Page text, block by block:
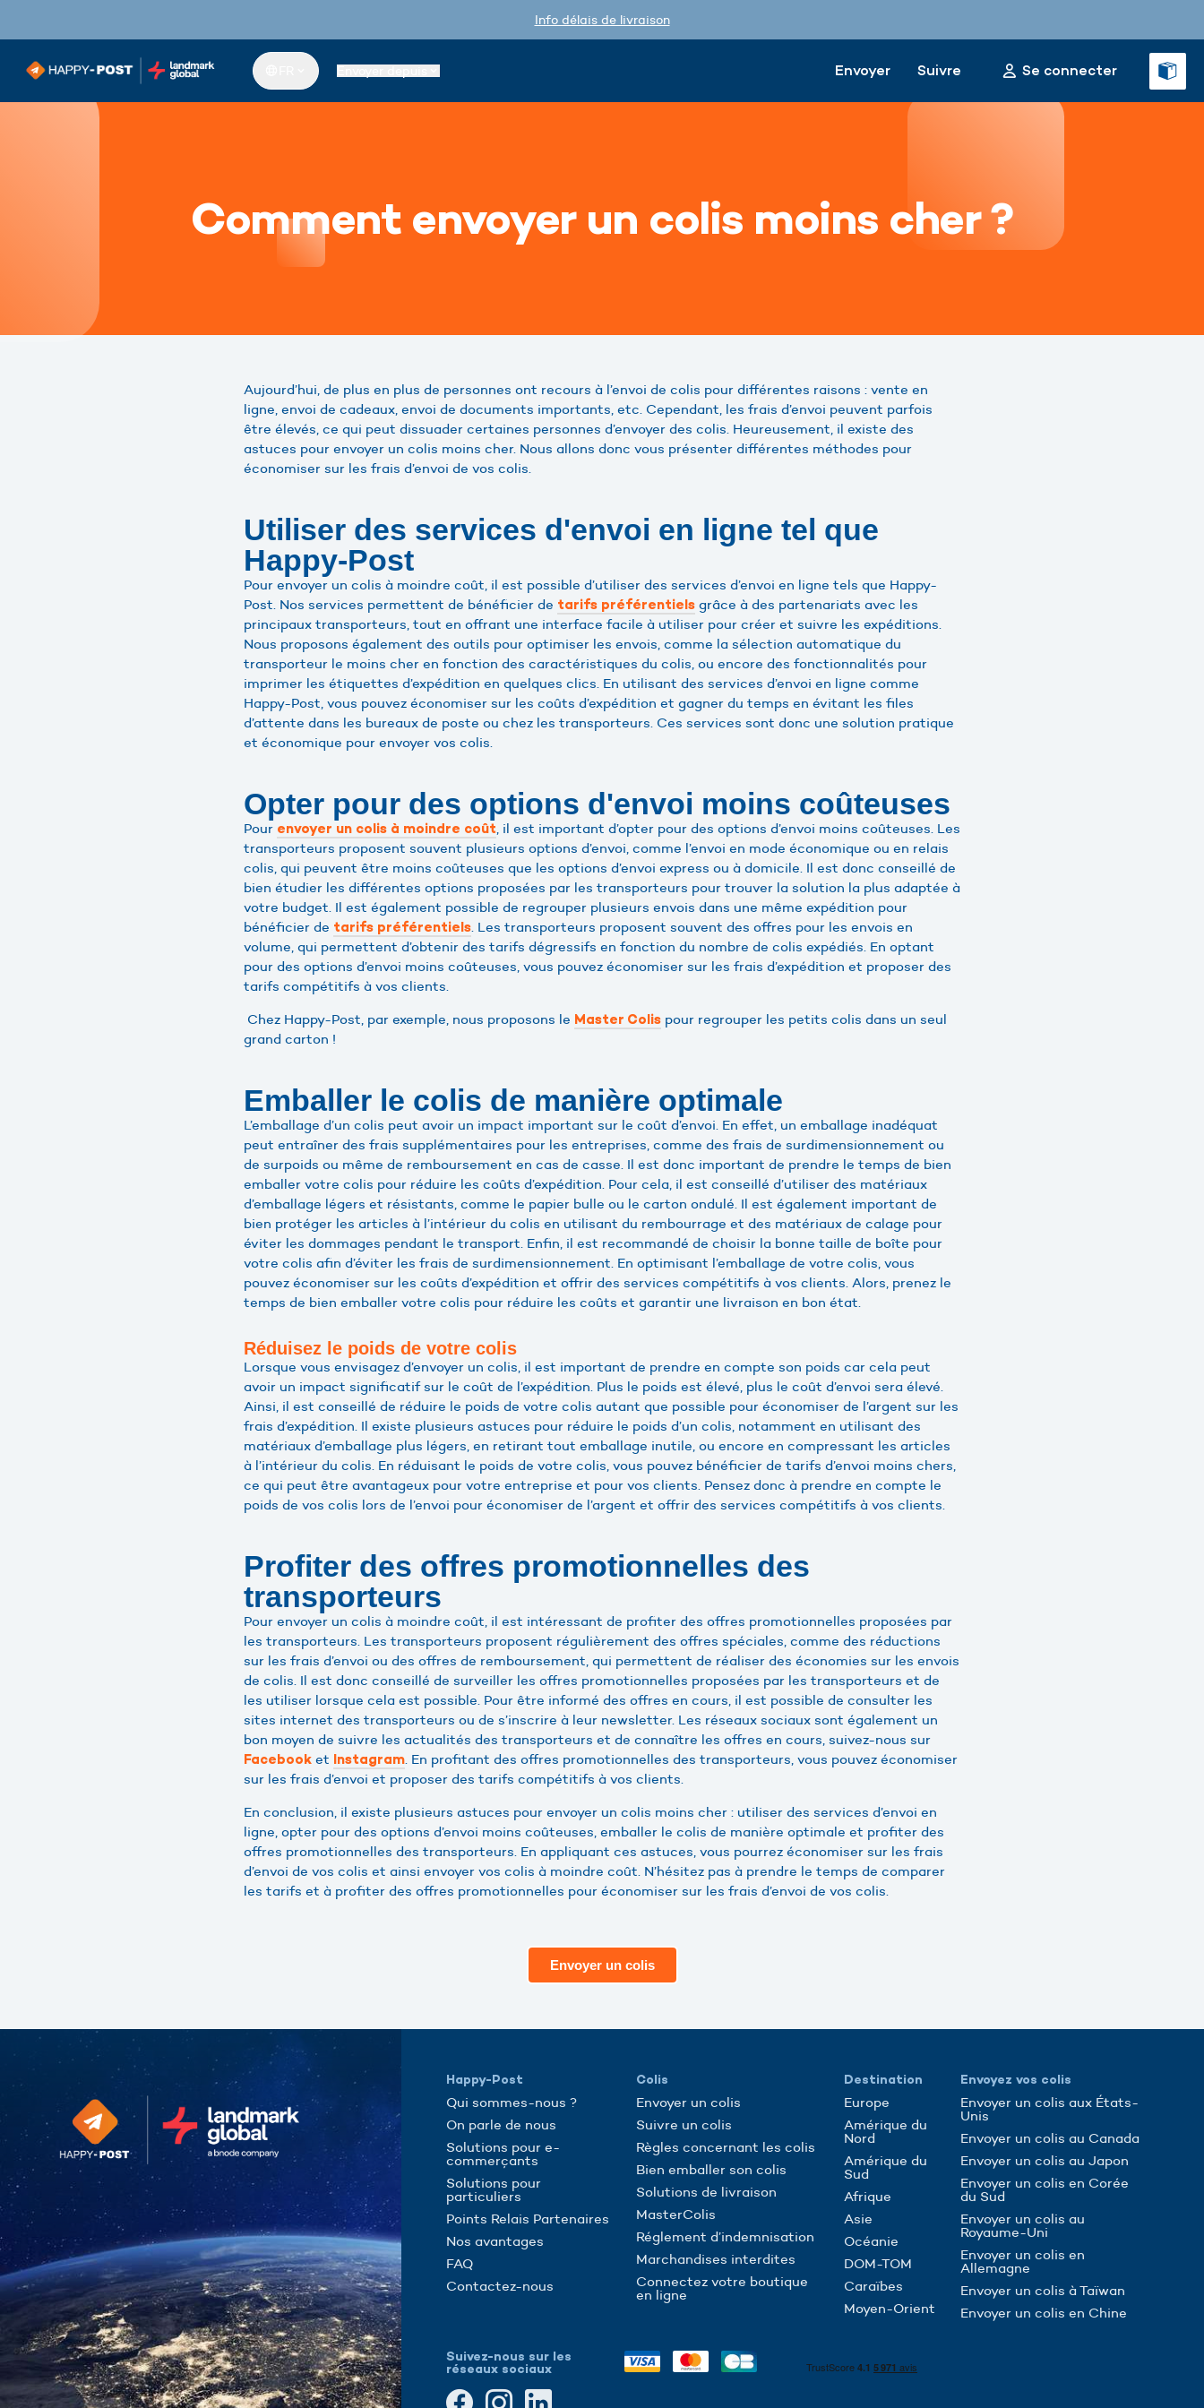
Info délais de livraison
Envoyer Suivre Se connecter
Comment envoyer un colis moins cher ?
Aujourd’hui, de plus en plus de personnes ont recours à l’envoi de colis pour différentes raisons : vente en
ligne, envoi de cadeaux, envoi de documents importants, etc. Cependant, les frais d’envoi peuvent parfois
être élevés, ce qui peut dissuader certaines personnes d’envoyer des colis. Heureusement, il existe des
astuces pour envoyer un colis moins cher. Nous allons donc vous présenter différentes méthodes pour
économiser sur les frais d’envoi de vos colis.
Utiliser des services d'envoi en ligne tel que
Happy-Post
Pour envoyer un colis à moindre coût, il est possible d’utiliser des services d’envoi en ligne tels que Happy-
Post. Nos services permettent de bénéficier de tarifs préférentiels grâce à des partenariats avec les
principaux transporteurs, tout en offrant une interface facile à utiliser pour créer et suivre les expéditions.
Nous proposons également des outils pour optimiser les envois, comme la sélection automatique du
transporteur le moins cher en fonction des caractéristiques du colis, ou encore des fonctionnalités pour
imprimer les étiquettes d’expédition en quelques clics. En utilisant des services d’envoi en ligne comme
Happy-Post, vous pouvez économiser sur les coûts d’expédition et gagner du temps en évitant les files
d’attente dans les bureaux de poste ou chez les transporteurs. Ces services sont donc une solution pratique
et économique pour envoyer vos colis.
Opter pour des options d'envoi moins coûteuses
Pour envoyer un colis à moindre coût, il est important d’opter pour des options d’envoi moins coûteuses. Les
transporteurs proposent souvent plusieurs options d’envoi, comme l’envoi en mode économique ou en relais
colis, qui peuvent être moins coûteuses que les options d’envoi express ou à domicile. Il est donc conseillé de
bien étudier les différentes options proposées par les transporteurs pour trouver la solution la plus adaptée à
votre budget. Il est également possible de regrouper plusieurs envois dans une même expédition pour
bénéficier de tarifs préférentiels. Les transporteurs proposent souvent des offres pour les envois en
volume, qui permettent d’obtenir des tarifs dégressifs en fonction du nombre de colis expédiés. En optant
pour des options d’envoi moins coûteuses, vous pouvez économiser sur les frais d’expédition et proposer des
tarifs compétitifs à vos clients.
Chez Happy-Post, par exemple, nous proposons le Master Colis pour regrouper les petits colis dans un seul
grand carton !
Emballer le colis de manière optimale
L’emballage d’un colis peut avoir un impact important sur le coût d’envoi. En effet, un emballage inadéquat
peut entraîner des frais supplémentaires pour les entreprises, comme des frais de surdimensionnement ou
de surpoids ou même de remboursement en cas de casse. Il est donc important de prendre le temps de bien
emballer votre colis pour réduire les coûts d’expédition. Pour cela, il est conseillé d’utiliser des matériaux
d’emballage légers et résistants, comme le papier bulle ou le carton ondulé. Il est également important de
bien protéger les articles à l’intérieur du colis en utilisant du rembourrage et des matériaux de calage pour
éviter les dommages pendant le transport. Enfin, il est recommandé de choisir la bonne taille de boîte pour
votre colis afin d’éviter les frais de surdimensionnement. En optimisant l’emballage de votre colis, vous
pouvez économiser sur les coûts d’expédition et offrir des services compétitifs à vos clients. Alors, prenez le
temps de bien emballer votre colis pour réduire les coûts et garantir une livraison en bon état.
Réduisez le poids de votre colis
Lorsque vous envisagez d’envoyer un colis, il est important de prendre en compte son poids car cela peut
avoir un impact significatif sur le coût de l’expédition. Plus le poids est élevé, plus le coût d’envoi sera élevé.
Ainsi, il est conseillé de réduire le poids de votre colis autant que possible pour économiser de l’argent sur les
frais d’expédition. Il existe plusieurs astuces pour réduire le poids d’un colis, notamment en utilisant des
matériaux d’emballage plus légers, en retirant tout emballage inutile, ou encore en compressant les articles
à l’intérieur du colis. En réduisant le poids de votre colis, vous pouvez bénéficier de tarifs d’envoi moins chers,
ce qui peut être avantageux pour votre entreprise et pour vos clients. Pensez donc à prendre en compte le
poids de vos colis lors de l’envoi pour économiser de l’argent et offrir des services compétitifs à vos clients.
Profiter des offres promotionnelles des
transporteurs
Pour envoyer un colis à moindre coût, il est intéressant de profiter des offres promotionnelles proposées par
les transporteurs. Les transporteurs proposent régulièrement des offres spéciales, comme des réductions
sur les frais d’envoi ou des offres de remboursement, qui permettent de réaliser des économies sur les envois
de colis. Il est donc conseillé de surveiller les offres promotionnelles proposées par les transporteurs et de
les utiliser lorsque cela est possible. Pour être informé des offres en cours, il est possible de consulter les
sites internet des transporteurs ou de s’inscrire à leur newsletter. Les réseaux sociaux sont également un
bon moyen de suivre les actualités des transporteurs et de connaître les offres en cours, suivez-nous sur
Facebook et Instagram. En profitant des offres promotionnelles des transporteurs, vous pouvez économiser
sur les frais d’envoi et proposer des tarifs compétitifs à vos clients.
En conclusion, il existe plusieurs astuces pour envoyer un colis moins cher : utiliser des services d’envoi en
ligne, opter pour des options d’envoi moins coûteuses, emballer le colis de manière optimale et profiter des
offres promotionnelles des transporteurs. En appliquant ces astuces, vous pourrez économiser sur les frais
d’envoi de vos colis et ainsi envoyer vos colis à moindre coût. N’hésitez pas à prendre le temps de comparer
les tarifs et à profiter des offres promotionnelles pour économiser sur les frais d’envoi de vos colis.
Envoyer un colis
Happy-Post
Qui sommes-nous ?
On parle de nous
Solutions pour e-
commerçants
Solutions pour
particuliers
Points Relais Partenaires
Nos avantages
FAQ
Contactez-nous
Colis
Envoyer un colis
Suivre un colis
Règles concernant les colis
Bien emballer son colis
Solutions de livraison
MasterColis
Réglement d’indemnisation
Marchandises interdites
Connectez votre boutique
en ligne
Destination
Europe
Amérique du
Nord
Amérique du
Sud
Afrique
Asie
Océanie
DOM-TOM
Caraïbes
Moyen-Orient
Envoyez vos colis
Envoyer un colis aux États-
Unis
Envoyer un colis au Canada
Envoyer un colis au Japon
Envoyer un colis en Corée
du Sud
Envoyer un colis au
Royaume-Uni
Envoyer un colis en
Allemagne
Envoyer un colis à Taïwan
Envoyer un colis en Chine
Suivez-nous sur les
réseaux sociaux